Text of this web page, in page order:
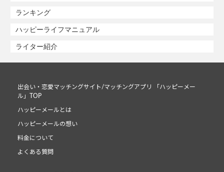
ランキング
ハッピーライフマニュアル
ライター紹介
出会い・恋愛マッチングサイト/マッチングアプリ 「ハッピーメー
ル」TOP
ハッピーメールとは
ハッピーメールの想い
料金について
よくある質問